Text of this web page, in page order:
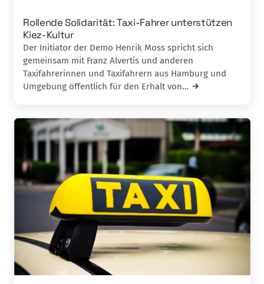
Rollende Solidarität: Taxi-Fahrer unterstützen
Kiez-Kultur
Der Initiator der Demo Henrik Moss spricht sich
gemeinsam mit Franz Alvertis und anderen
Taxifahrerinnen und Taxifahrern aus Hamburg und
Umgebung öffentlich für den Erhalt von…